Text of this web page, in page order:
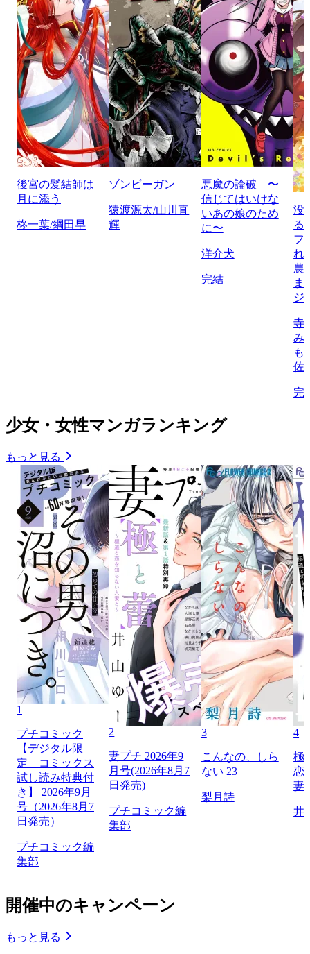
後宮の髪結師は
月に添う
柊一葉/綱田早
ゾンビーガン
猿渡源太/山川直
輝
悪魔の論破 〜
信じてはいけな
いあの娘のため
に〜
洋介犬
完結
没
る
フ
れ
農
ま
ジ
寺
み
も
佐
完
少女・女性マンガランキング
もっと見る
1
プチコミック
【デジタル限
定 コミックス
試し読み特典付
き】 2026年9月
号（2026年8月7
日発売）
プチコミック編
集部
2
妻プチ 2026年9
月号(2026年8月7
日発売)
プチコミック編
集部
3
こんなの、しら
ない 23
梨月詩
4
極
恋
妻
井
開催中のキャンペーン
もっと見る